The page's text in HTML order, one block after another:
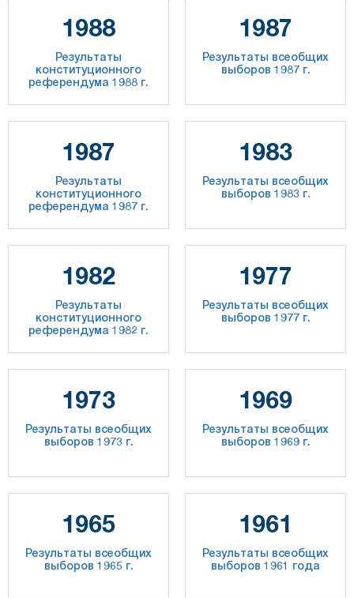
1988
Результаты
конституционного
референдума 1988 г.
1987
Результаты всеобщих
выборов 1987 г.
1987
Результаты
конституционного
референдума 1987 г.
1983
Результаты всеобщих
выборов 1983 г.
1982
Результаты
конституционного
референдума 1982 г.
1977
Результаты всеобщих
выборов 1977 г.
1973
Результаты всеобщих
выборов 1973 г.
1969
Результаты всеобщих
выборов 1969 г.
1965
Результаты всеобщих
выборов 1965 г.
1961
Результаты всеобщих
выборов 1961 года